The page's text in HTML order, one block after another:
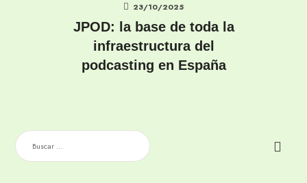
23/10/2025
JPOD: la base de toda la
infraestructura del
podcasting en España
BUSCAR: